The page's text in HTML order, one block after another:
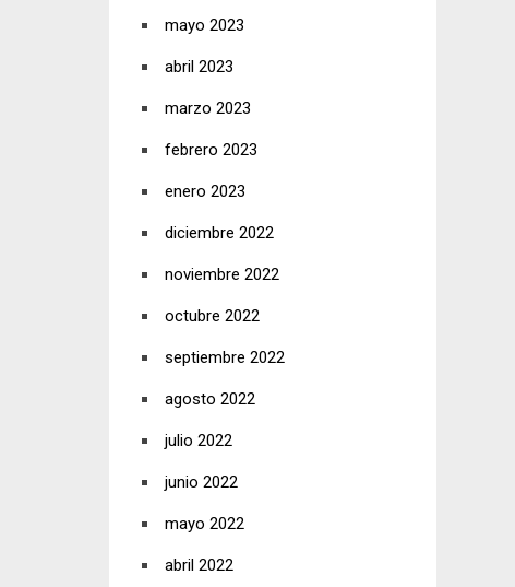
mayo 2023
abril 2023
marzo 2023
febrero 2023
enero 2023
diciembre 2022
noviembre 2022
octubre 2022
septiembre 2022
agosto 2022
julio 2022
junio 2022
mayo 2022
abril 2022